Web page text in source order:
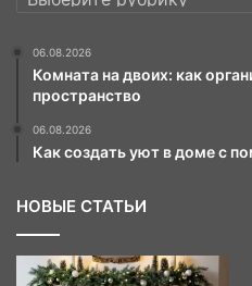
06.08.2026
Комната на двоих: как
пространство
06.08.2026
Как создать уют в доме с
НОВЫЕ СТАТЬИ